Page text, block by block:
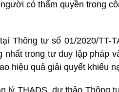
có thẩm quyền trong
Thông tư số 01/2020/TT-
trong tư duy lập pháp
hiệu quả giải quyết khiếu
lý THADS, dự thảo Thông